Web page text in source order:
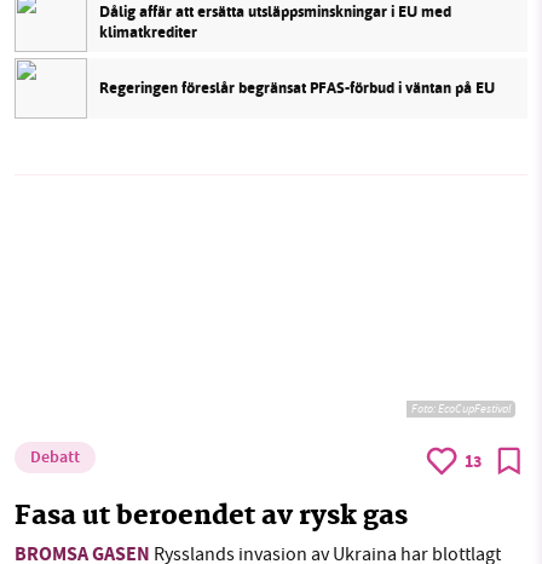
Dålig affär att ersätta utsläppsminskningar i EU med
klimatkrediter
Regeringen föreslår begränsat PFAS-förbud i väntan på EU
Foto: EcoCupFestival
Debatt 13
Fasa ut beroendet av rysk gas
BROMSA GASEN Rysslands invasion av Ukraina har blottlagt